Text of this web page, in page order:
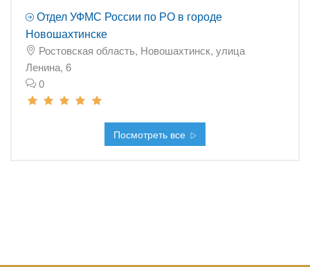
Отдел УФМС России по РО в городе
Новошахтинске
Ростовская область, Новошахтинск, улица
Ленина, 6
0
Посмотреть все